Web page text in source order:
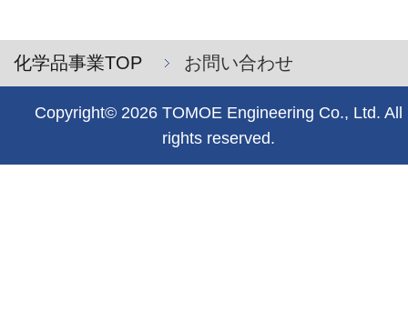
化学品事業TOP お問い合わせ
Copyright© 2026 TOMOE Engineering Co., Ltd. All
rights reserved.